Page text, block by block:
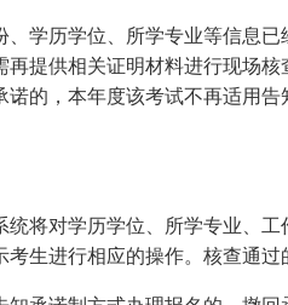
历学位、所学专业等信息已
提供相关证明材料进行现场
的，本年度该考试不再适用
对学历学位、所学专业、工
生进行相应的操作。核查通过